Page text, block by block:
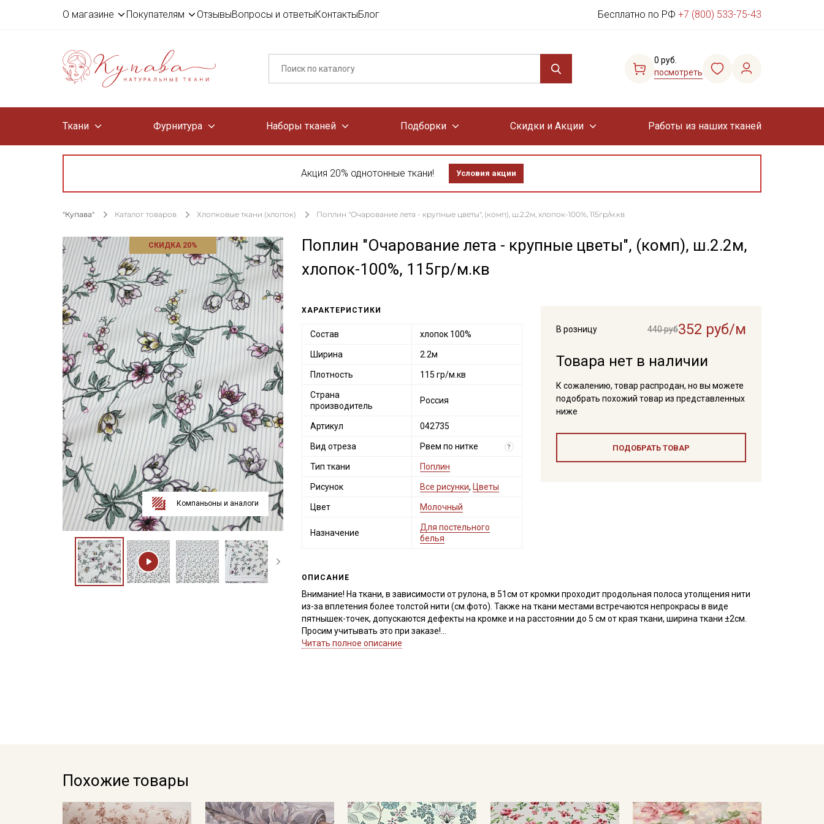
О магазине Покупателям ОтзывыВопросы и ответыКонтактыБлог Бесплатно по РФ +7 (800) 533-75-43
0 руб.
посмотреть
Ткани Фурнитура Наборы тканей Подборки Скидки и Акции Работы из наших тканей
Акция 20% однотонные ткани! Условия акции
"Купава" Каталог товаров Хлопковые ткани (хлопок) Поплин "Очарование лета - крупные цветы", (комп), ш.2.2м, хлопок-100%, 115гр/м.кв
СКИДКА 20%
Компаньоны и аналоги
Поплин "Очарование лета - крупные цветы", (комп), ш.2.2м,
хлопок-100%, 115гр/м.кв
В розницу 440 руб352 руб/м
Товара нет в наличии
К сожалению, товар распродан, но вы можете
подобрать похожий товар из представленных
ниже
ПОДОБРАТЬ ТОВАР
ХАРАКТЕРИСТИКИ
Состав хлопок 100%
Ширина 2.2м
Плотность 115 гр/м.кв
Страна
производитель
Россия
Артикул 042735
Вид отреза Рвем по нитке ?
Тип ткани Поплин
Рисунок Все рисунки, Цветы
Цвет Молочный
Назначение
Для постельного
белья
ОПИСАНИЕ
Внимание! На ткани, в зависимости от рулона, в 51см от кромки проходит продольная полоса утолщения нити
из-за вплетения более толстой нити (см.фото). Также на ткани местами встречаются непрокрасы в виде
пятнышек-точек, допускаются дефекты на кромке и на расстоянии до 5 см от края ткани, ширина ткани ±2см.
Просим учитывать это при заказе!
- запрещены отбеливатели для цветных расцветок
- сушить в подвешенном и расправленном состоянии, в затемненном месте, не пересушивать
Читать полное описание
Похожие товары